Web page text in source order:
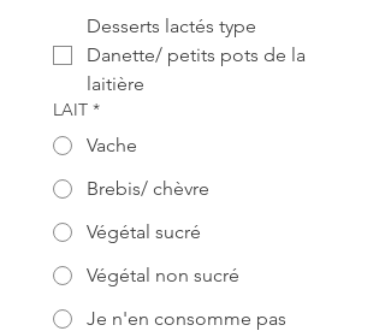
Desserts lactés type
Danette/ petits pots de la
laitière
LAIT *
Vache
Brebis/ chèvre
Végétal sucré
Végétal non sucré
Je n'en consomme pas